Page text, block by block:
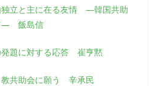
独立と主に在る友情 ―韓国共助
― 飯島信
発題に対する応答 崔亨黙
教共助会に願う 辛承民